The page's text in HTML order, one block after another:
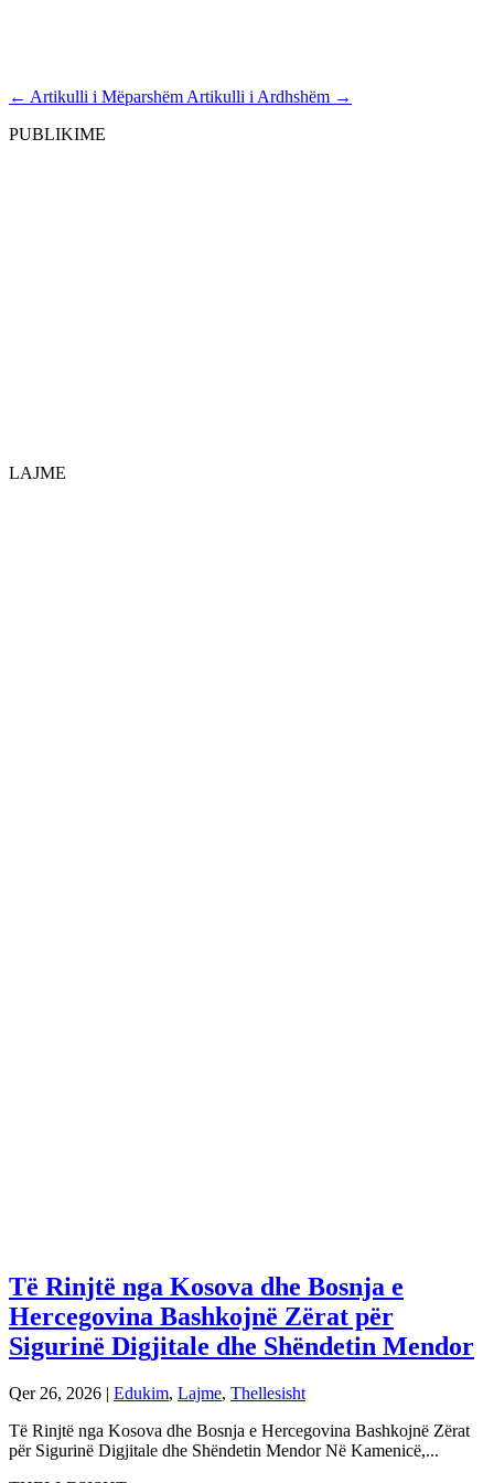
← Artikulli i Mëparshëm Artikulli i Ardhshëm →
PUBLIKIME
LAJME
Të Rinjtë nga Kosova dhe Bosnja e
Hercegovina Bashkojnë Zërat për
Sigurinë Digjitale dhe Shëndetin Mendor
Qer 26, 2026 | Edukim, Lajme, Thellesisht
Të Rinjtë nga Kosova dhe Bosnja e Hercegovina Bashkojnë Zërat
për Sigurinë Digjitale dhe Shëndetin Mendor Në Kamenicë,...